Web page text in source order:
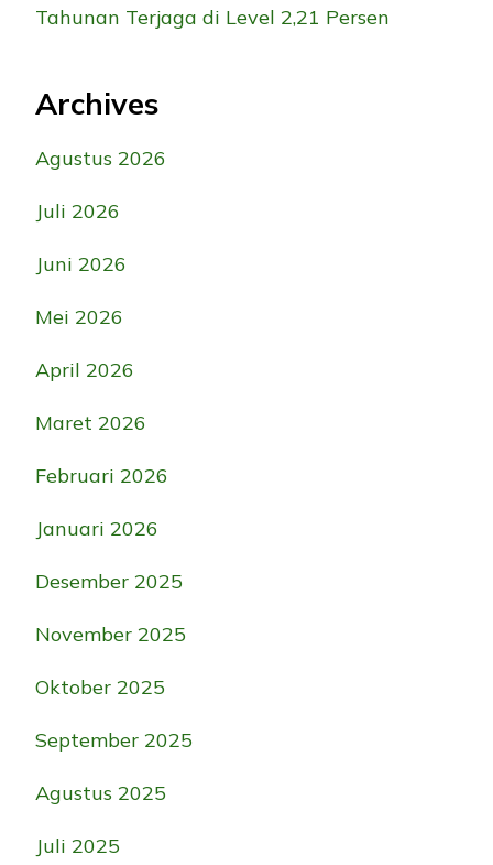
Tahunan Terjaga di Level 2,21 Persen
Archives
Agustus 2026
Juli 2026
Juni 2026
Mei 2026
April 2026
Maret 2026
Februari 2026
Januari 2026
Desember 2025
November 2025
Oktober 2025
September 2025
Agustus 2025
Juli 2025